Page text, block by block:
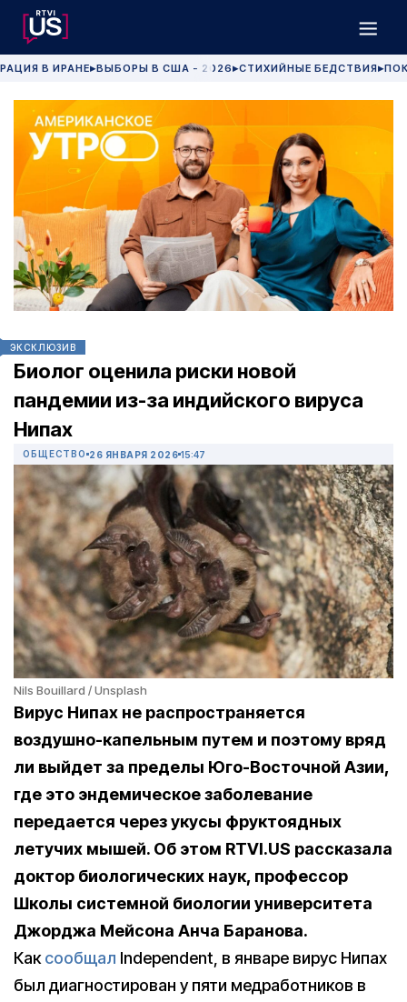
В ИРАНЕ▶ВЫБОРЫ В США - 2026 ▶СТИХИЙНЫЕ БЕДСТВИЯ▶
ЭКСКЛЮЗИВ
Биолог оценила риски новой
пандемии из-за индийского вируса
Нипах
ОБЩЕСТВО 26 ЯНВАРЯ 2026 15:47
Nils Bouillard / Unsplash
Вирус Нипах не распространяется
воздушно-капельным путем и поэтому вряд
ли выйдет за пределы Юго-Восточной Азии,
где это эндемическое заболевание
передается через укусы фруктоядных
летучих мышей. Об этом RTVI.US рассказала
доктор биологических наук, профессор
Школы системной биологии университета
Джорджа Мейсона Анча Баранова.
Каксообщал Independent, в январе вирус Нипах
был диагностирован у пяти медработников в